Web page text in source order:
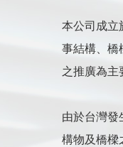
本公司成立
事結構、橋
之推廣為主
由於台灣發
構物及橋樑